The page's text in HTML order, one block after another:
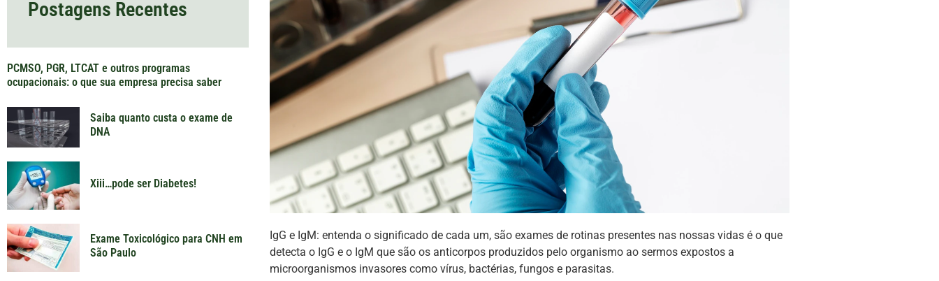
Postagens Recentes
PCMSO, PGR, LTCAT e outros programas
ocupacionais: o que sua empresa precisa saber
Saiba quanto custa o exame de
DNA
Xiii…pode ser Diabetes!
Exame Toxicológico para CNH em
São Paulo
IgG e IgM: entenda o significado de cada um, são exames de rotinas presentes nas nossas vidas é o que
detecta o IgG e o IgM que são os anticorpos produzidos pelo organismo ao sermos expostos a
microorganismos invasores como vírus, bactérias, fungos e parasitas.